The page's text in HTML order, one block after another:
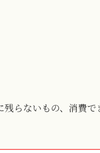
らないもの、消費で